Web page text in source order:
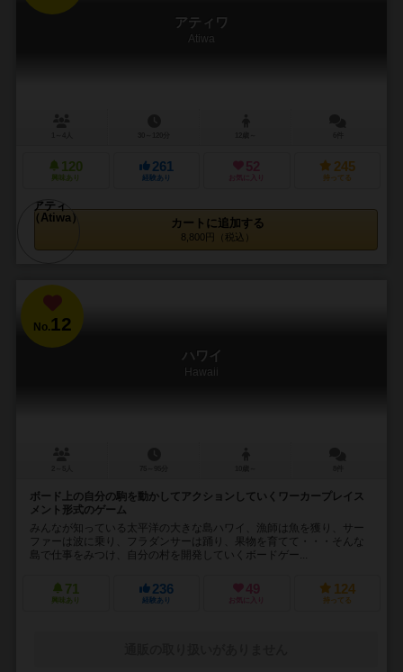
アティワ
Atiwa
120
興味あり
261
経験あり
52
お気に入り
245
持ってる
カートに追加する
8,800円（税込）
No.12
ハワイ
Hawaii
ボード上の自分の駒を動かしてアクションしていくワーカープレイス
メント形式のゲーム
みんなが知っている太平洋の大きな島ハワイ、漁師は魚を獲り、サー
ファーは波に乗り、フラダンサーは踊り、果物を育てて・・・そんな
島で仕事をみつけ、自分の村を開発していくボードゲー...
71
興味あり
236
経験あり
49
お気に入り
124
持ってる